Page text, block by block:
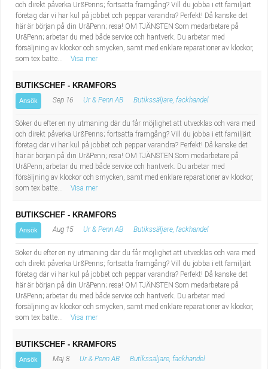
och direkt påverka Ur&Penns; fortsatta framgång? Vill du jobba i ett familjärt
företag där vi har kul på jobbet och peppar varandra? Perfekt! Då kanske det
här är början på din Ur&Penn; resa! OM TJÄNSTEN Som medarbetare på
Ur&Penn; arbetar du med både service och hantverk. Du arbetar med
försäljning av klockor och smycken, samt med enklare reparationer av klockor,
som tex batte...
Visa mer
BUTIKSCHEF - KRAMFORS
Ansök Sep 16 Ur & Penn AB Butikssäljare, fackhandel
Söker du efter en ny utmaning där du får möjlighet att utvecklas och vara med
och direkt påverka Ur&Penns; fortsatta framgång? Vill du jobba i ett familjärt
företag där vi har kul på jobbet och peppar varandra? Perfekt! Då kanske det
här är början på din Ur&Penn; resa! OM TJÄNSTEN Som medarbetare på
Ur&Penn; arbetar du med både service och hantverk. Du arbetar med
försäljning av klockor och smycken, samt med enklare reparationer av klockor,
som tex batte...
Visa mer
BUTIKSCHEF - KRAMFORS
Ansök Aug 15 Ur & Penn AB Butikssäljare, fackhandel
Söker du efter en ny utmaning där du får möjlighet att utvecklas och vara med
och direkt påverka Ur&Penns; fortsatta framgång? Vill du jobba i ett familjärt
företag där vi har kul på jobbet och peppar varandra? Perfekt! Då kanske det
här är början på din Ur&Penn; resa! OM TJÄNSTEN Som medarbetare på
Ur&Penn; arbetar du med både service och hantverk. Du arbetar med
försäljning av klockor och smycken, samt med enklare reparationer av klockor,
som tex batte...
Visa mer
BUTIKSCHEF - KRAMFORS
Ansök Maj 8 Ur & Penn AB Butikssäljare, fackhandel